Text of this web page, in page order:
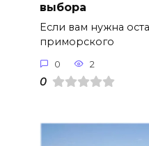
выбора
Если вам нужна
приморского
0 2
0